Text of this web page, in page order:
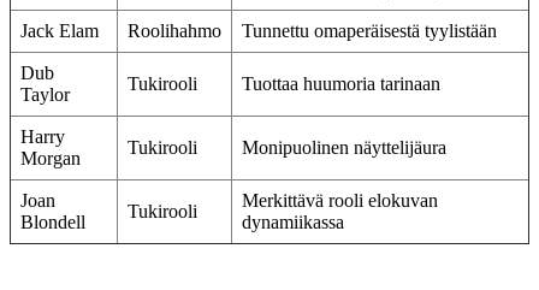
Jack Elam Roolihahmo Tunnettu omaperäisestä tyylistään
Dub
Taylor
Tukirooli Tuottaa huumoria tarinaan
Harry
Morgan
Tukirooli Monipuolinen näyttelijäura
Joan
Blondell
Tukirooli
Merkittävä rooli elokuvan
dynamiikassa